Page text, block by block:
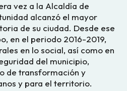
vez a la Alcaldía de
alcanzó el mayor
de su ciudad. Desde ese
en el periodo 2016-2019,
en lo social, así como en
del municipio,
de transformación y
y para el territorio.